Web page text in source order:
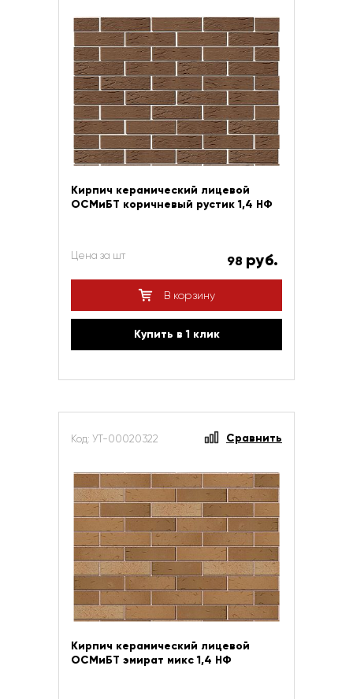
Кирпич керамический лицевой
ОСМиБТ коричневый рустик 1,4 НФ
Цена за шт 98 руб.
В корзину
Купить в 1 клик
Код: УТ-00020322 Сравнить
Кирпич керамический лицевой
ОСМиБТ эмират микс 1,4 НФ